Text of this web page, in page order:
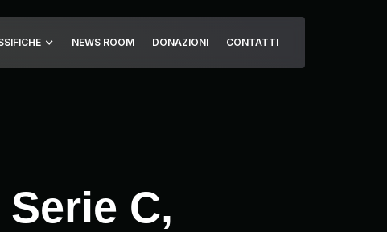
NEWS ROOM DONAZIONI CONTATTI
C,